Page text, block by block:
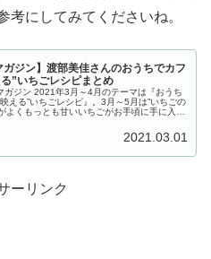
考にしてみてくださいね。
ガジン】渡部美佳さんのおうちでカフ
”いちごレシピまとめ
ガジン 2021年3月～4月のテーマは『おうち
える”いちごレシピ』。3月～5月は”いちごの
よくもっとも甘いいちごがお手頃に手に入る
2021.03.01
ーリンク